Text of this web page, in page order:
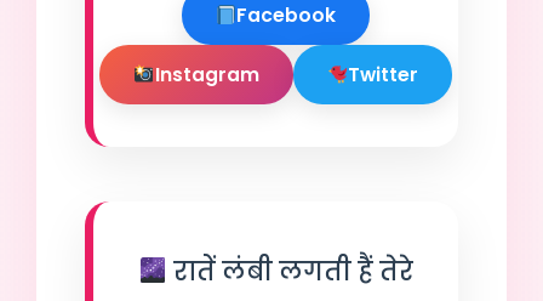
Facebook
Instagram Twitter
रातें लंबी लगती हैं तेरे